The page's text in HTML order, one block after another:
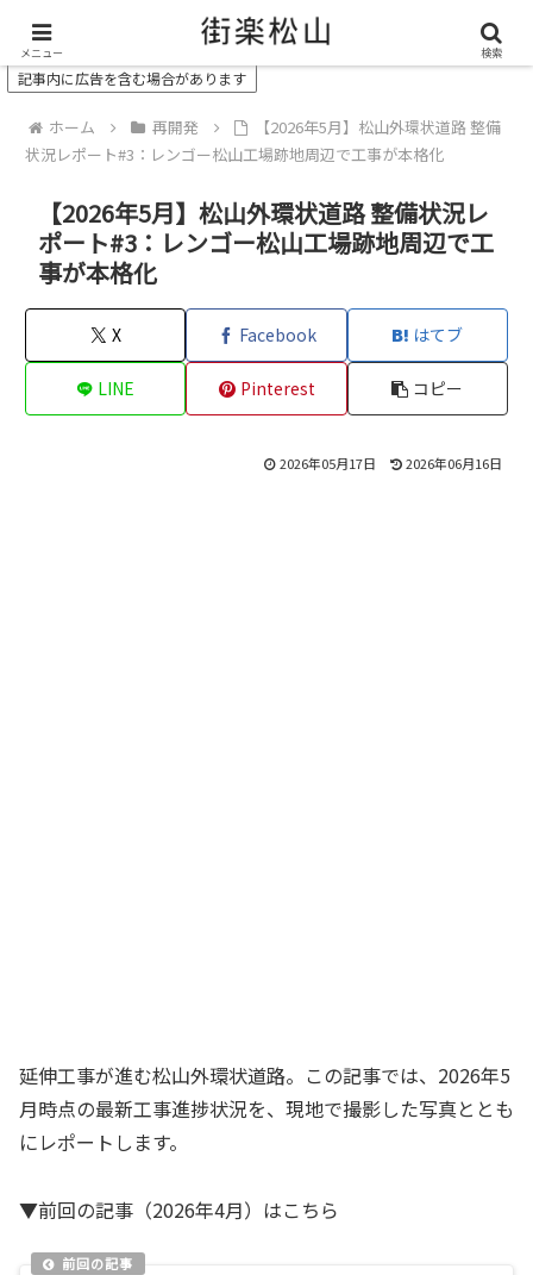
＼ 松山の街を“オモシロク”する地域情報メディア ／
記事内に広告を含む場合があります
ホーム 再開発
【2026年5月】松山外環状道路 整備
状況レポート#3：レンゴー松山工場跡地周辺で工事が本格化
【2026年5月】松山外環状道路 整備状況レ
ポート#3：レンゴー松山工場跡地周辺で工
事が本格化
X Facebook はてブ
LINE Pinterest コピー
2026年05月17日 2026年06月16日
延伸工事が進む松山外環状道路。この記事では、2026年5
月時点の最新工事進捗状況を、現地で撮影した写真ととも
にレポートします。
▼前回の記事（2026年4月）はこちら
メニュー 検索